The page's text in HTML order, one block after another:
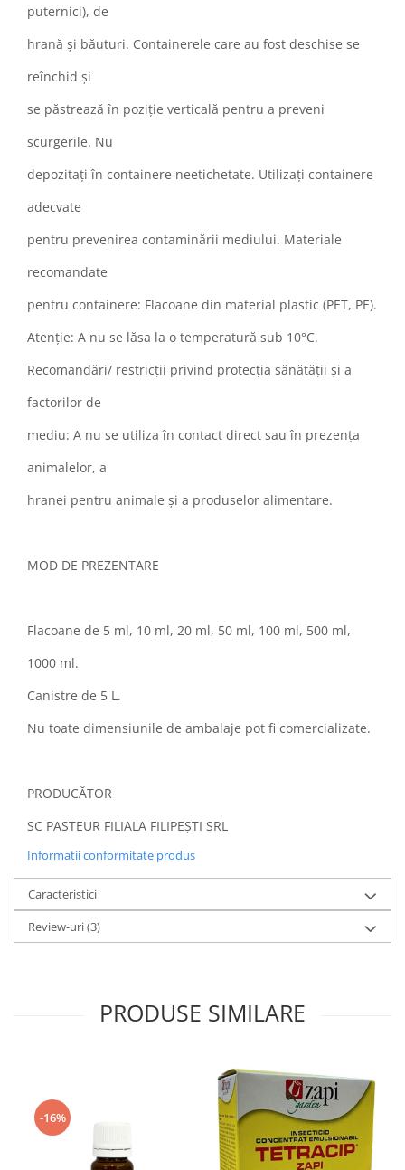
puternici), de
hrană și băuturi. Containerele care au fost deschise se
reînchid și
se păstrează în poziție verticală pentru a preveni
scurgerile. Nu
depozitați în containere neetichetate. Utilizați containere
adecvate
pentru prevenirea contaminării mediului. Materiale
recomandate
pentru containere: Flacoane din material plastic (PET, PE).
Atenție: A nu se lăsa la o temperatură sub 10°C.
Recomandări/ restricții privind protecția sănătății și a
factorilor de
mediu: A nu se utiliza în contact direct sau în prezența
animalelor, a
hranei pentru animale și a produselor alimentare.
MOD DE PREZENTARE
Flacoane de 5 ml, 10 ml, 20 ml, 50 ml, 100 ml, 500 ml,
1000 ml.
Canistre de 5 L.
Nu toate dimensiunile de ambalaje pot fi comercializate.
PRODUCĂTOR
SC PASTEUR FILIALA FILIPEȘTI SRL
Informatii conformitate produs
Caracteristici
Review-uri(3)
PRODUSE SIMILARE
-16%